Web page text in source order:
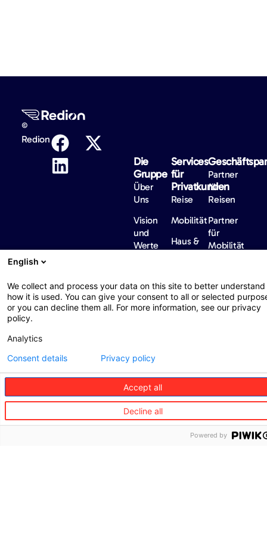
©
Redion
Die
Gruppe
Über
Uns
Vision
und
Werte
Internationale
regulatorische
Hinweise und
Services
für
Privatkunden
Reise
Mobilität
Haus &
Senior
care
Partner
für
Reisen
Partner
für
Mobilität
Haus &
Familie
für
Care
Partner
für
Concierge
English
We collect and process your data on this site to better understand
how it is used. You can give your consent to all or selected
or you can decline them all. For more information, see our privacy
policy.
Analytics
Accept all
Decline all
Consent details Privacy policy
Powered by